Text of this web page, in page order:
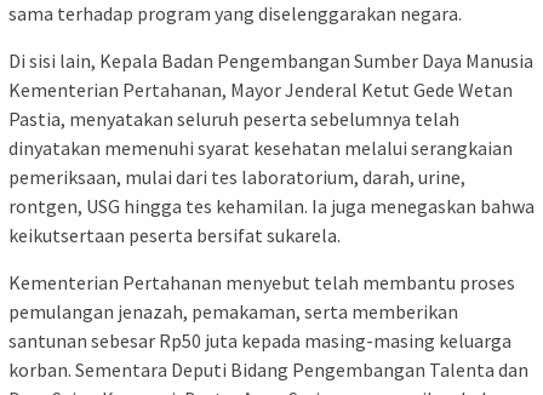
sama terhadap program yang diselenggarakan negara.
Di sisi lain, Kepala Badan Pengembangan Sumber Daya Manusia
Kementerian Pertahanan, Mayor Jenderal Ketut Gede Wetan
Pastia, menyatakan seluruh peserta sebelumnya telah
dinyatakan memenuhi syarat kesehatan melalui serangkaian
pemeriksaan, mulai dari tes laboratorium, darah, urine,
rontgen, USG hingga tes kehamilan. Ia juga menegaskan bahwa
keikutsertaan peserta bersifat sukarela.
Kementerian Pertahanan menyebut telah membantu proses
pemulangan jenazah, pemakaman, serta memberikan
santunan sebesar Rp50 juta kepada masing-masing keluarga
korban. Sementara Deputi Bidang Pengembangan Talenta dan